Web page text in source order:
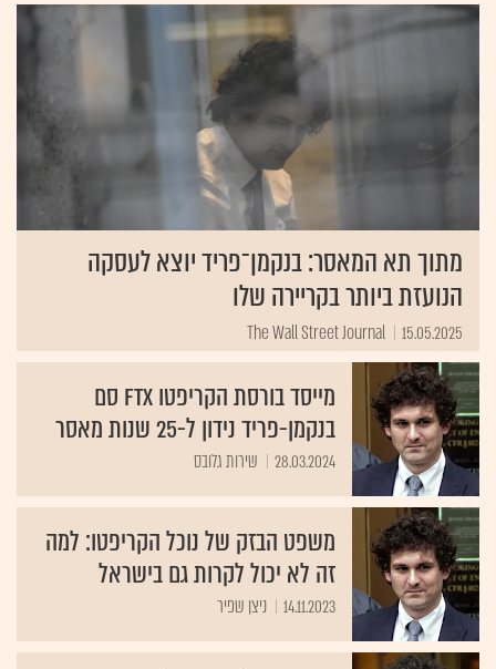
מתוך תא המאסר: בנקמן־פריד יוצא לעסקה
הנועזת ביותר בקריירה שלו
15.05.2025
The Wall Street Journal
מייסד בורסת הקריפטו FTX סם
בנקמן-פריד נידון ל-25 שנות מאסר
28.03.2024 שירות גלובס
משפט הבזק של נוכל הקריפטו: למה
זה לא יכול לקרות גם בישראל
14.11.2023 ניצן שפיר